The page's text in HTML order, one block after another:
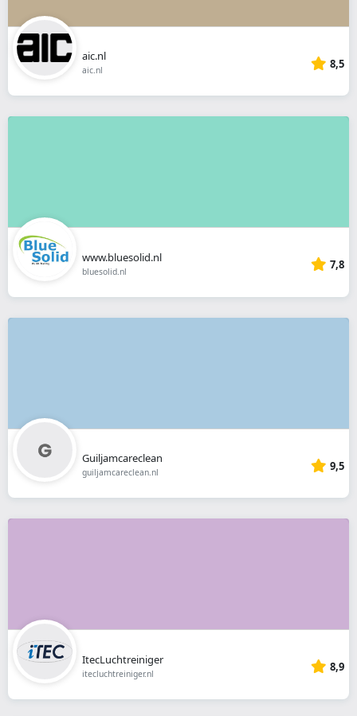
aic.nl
aic.nl 8,5
www.bluesolid.nl
bluesolid.nl 7,8
Guiljamcareclean
guiljamcareclean.nl 9,5
ItecLuchtreiniger
itecluchtreiniger.nl 8,9